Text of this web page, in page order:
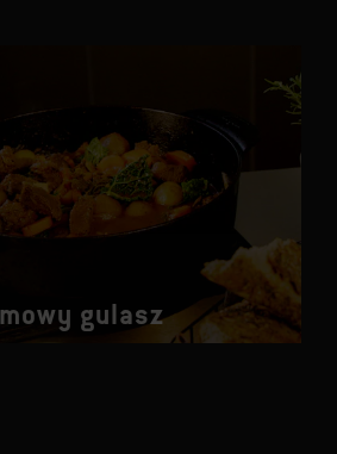
gulasz